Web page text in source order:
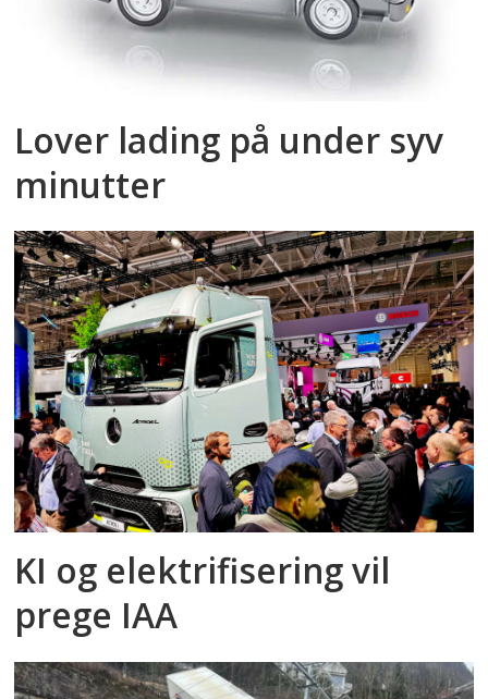
Lover lading på under syv
minutter
KI og elektrifisering vil
prege IAA